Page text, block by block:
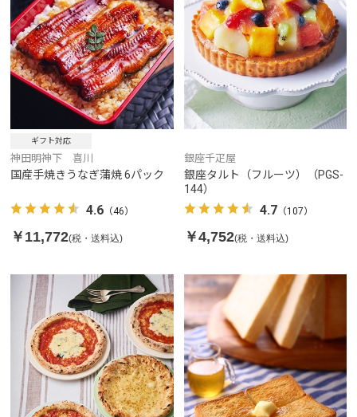
ギフト対応
神田明神下 喜川
国産手焼きうなぎ蒲焼 6パック
4.6 （46）
￥11,772(税・送料込)
銀座千疋屋
銀座タルト（フルーツ）（PGS-
144）
4.7（107）
￥4,752(税・送料込)